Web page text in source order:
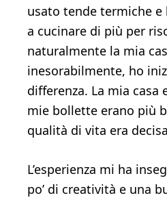
usato tende termiche
a cucinare di più per
naturalmente la mia
inesorabilmente, ho
differenza. La mia casa
mie bollette erano più
qualità di vita era
L’esperienza mi ha
po’ di creatività e una